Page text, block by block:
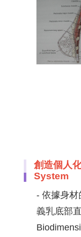
創造個人
System
- 依據身材
義乳底部